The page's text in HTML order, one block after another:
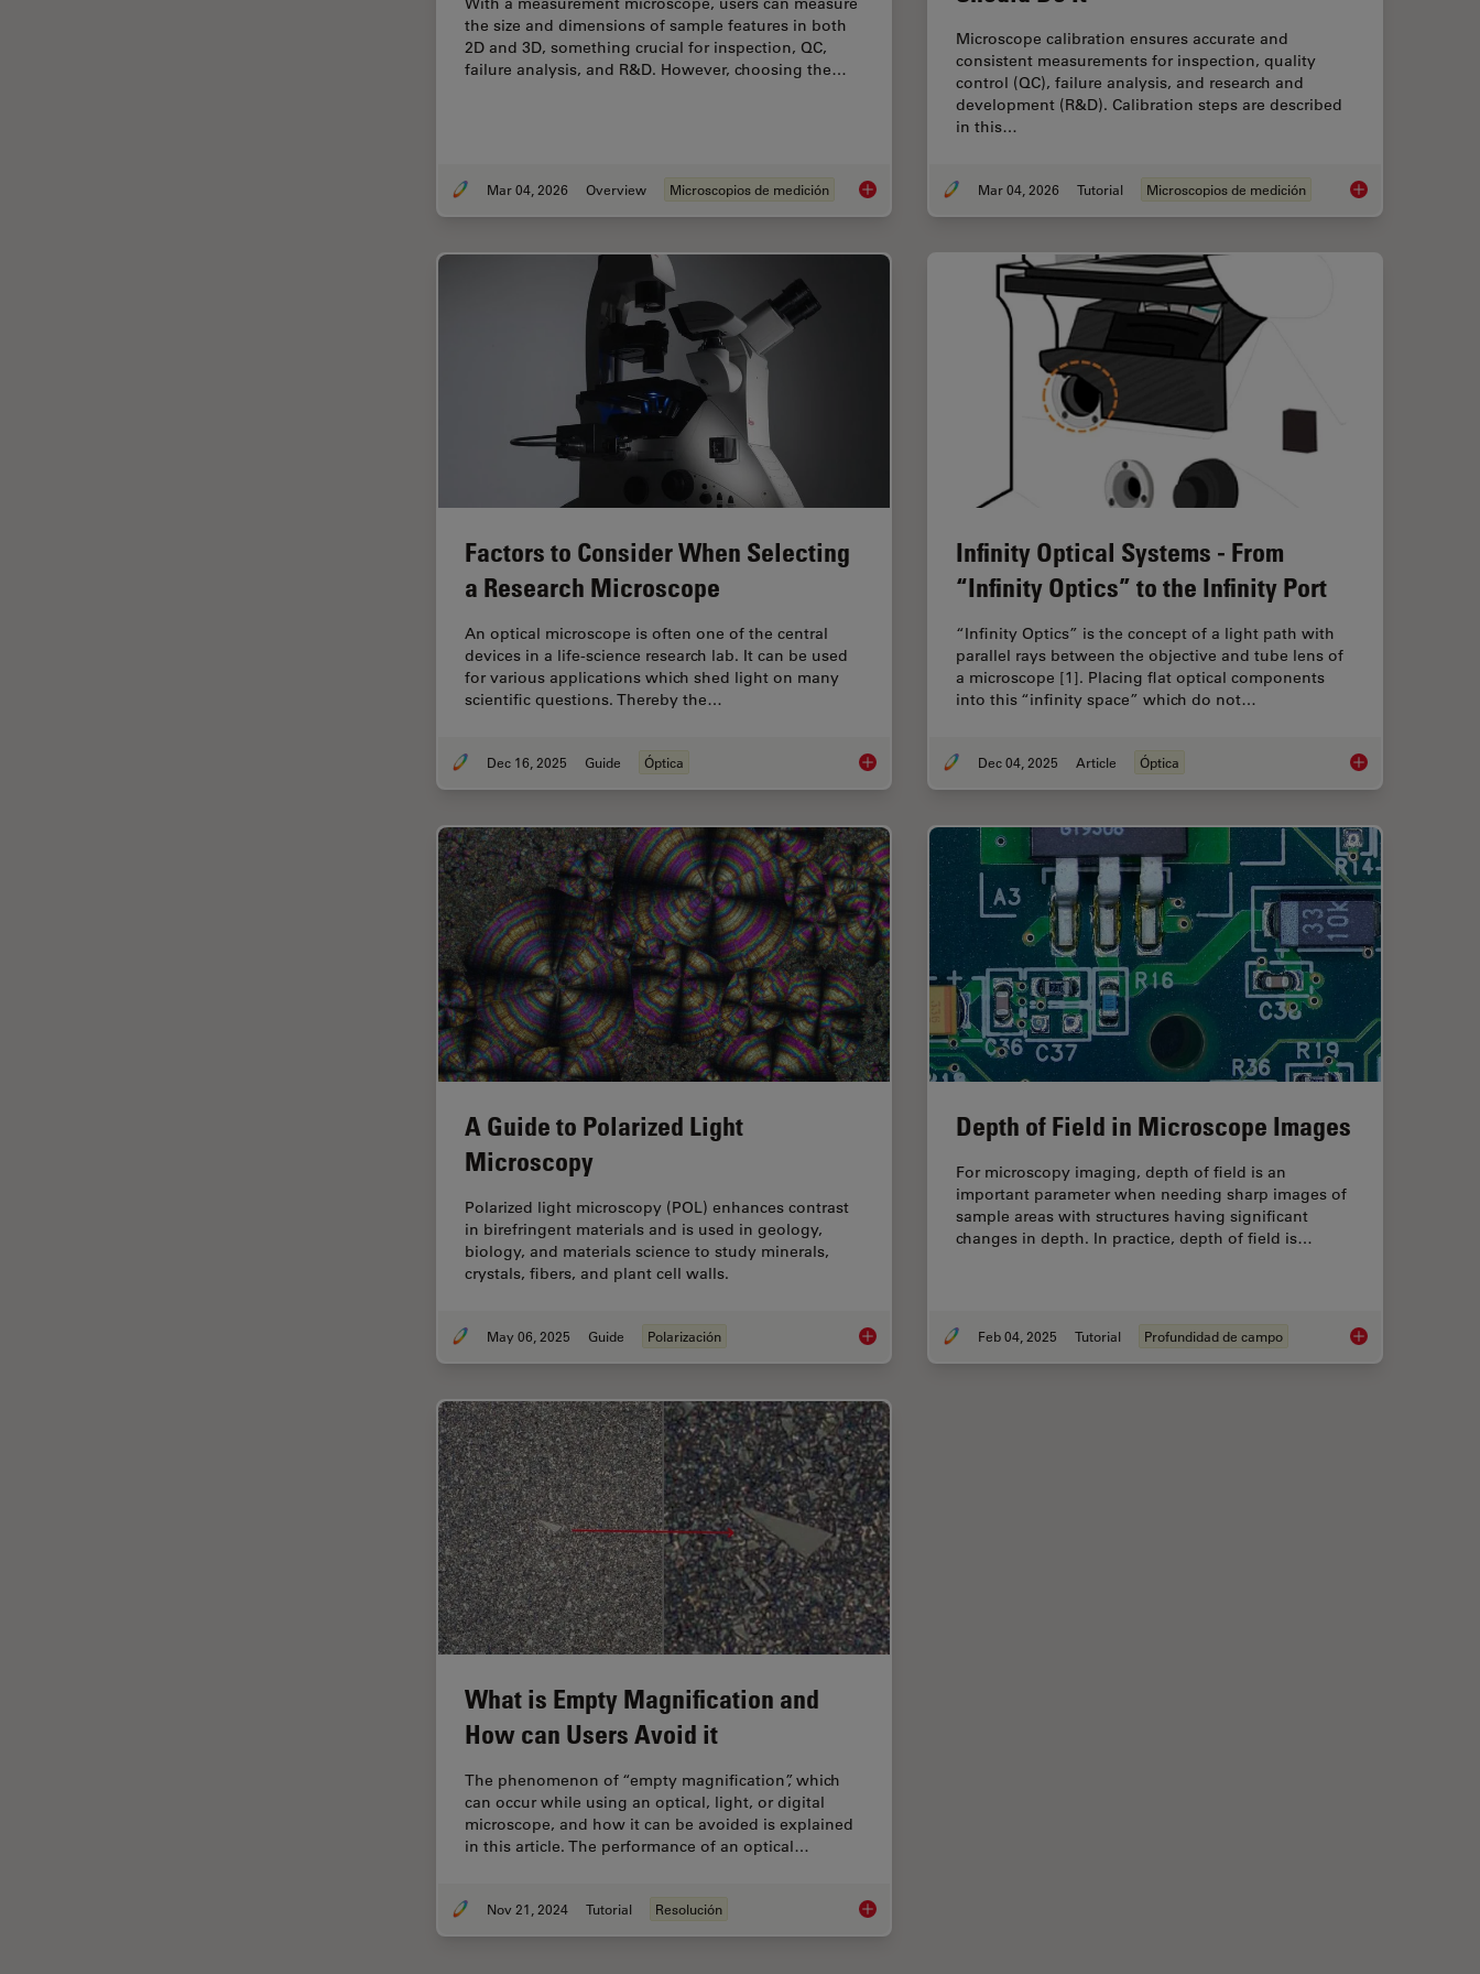
the size and dimensions of sample features in both
2D and 3D, something crucial for inspection, QC,
failure analysis, and R&D. However, choosing the…
Mar 04, 2026 Overview Microscopios de medición How to Select the Right Measurement Microscope
Microscope calibration ensures accurate and
consistent measurements for inspection, quality
control (QC), failure analysis, and research and
development (R&D). Calibration steps are described
in this…
Mar 04, 2026 Tutorial Microscopios de medición Microscope
Factors to Consider When Selecting
a Research Microscope
An optical microscope is often one of the central
devices in a life-science research lab. It can be used
for various applications which shed light on many
scientific questions. Thereby the…
Dec 16, 2025 Guide Óptica Factors to Consider When Selecting a Research Microscope
Infinity Optical Systems - From
“Infinity Optics” to the Infinity Port
“Infinity Optics” is the concept of a light path with
parallel rays between the objective and tube lens of
a microscope [1]. Placing flat optical components
into this “infinity space” which do not…
Dec 04, 2025 Article Óptica Infinity Optical
A Guide to Polarized Light
Microscopy
Polarized light microscopy (POL) enhances contrast
in birefringent materials and is used in geology,
biology, and materials science to study minerals,
crystals, fibers, and plant cell walls.
May 06, 2025 Guide Polarización A Guide to Polarized Light Microscopy
Depth of Field in Microscope Images
For microscopy imaging, depth of field is an
important parameter when needing sharp images of
sample areas with structures having significant
changes in depth. In practice, depth of field is…
Feb 04, 2025 Tutorial Profundidad de campo Depth of Field in
What is Empty Magnification and
How can Users Avoid it
The phenomenon of “empty magnification”, which
can occur while using an optical, light, or digital
microscope, and how it can be avoided is explained
in this article. The performance of an optical…
Nov 21, 2024 Tutorial Resolución What is Empty Magnification and How can Users Avoid it